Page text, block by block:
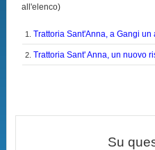
all'elenco)
1.Trattoria Sant'Anna, a Gangi un
2.Trattoria Sant' Anna, un nuovo
Su